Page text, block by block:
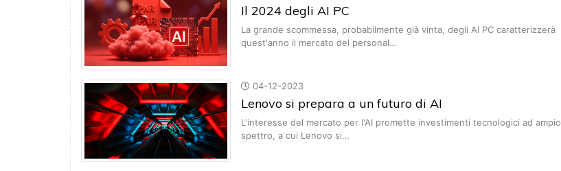
Il 2024 degli AI PC
La grande scommessa, probabilmente già vinta, degli AI PC caratterizzerà
quest'anno il mercato del personal…
04-12-2023
Lenovo si prepara a un futuro di AI
L'interesse del mercato per l'AI promette investimenti tecnologici ad ampio
spettro, a cui Lenovo si…